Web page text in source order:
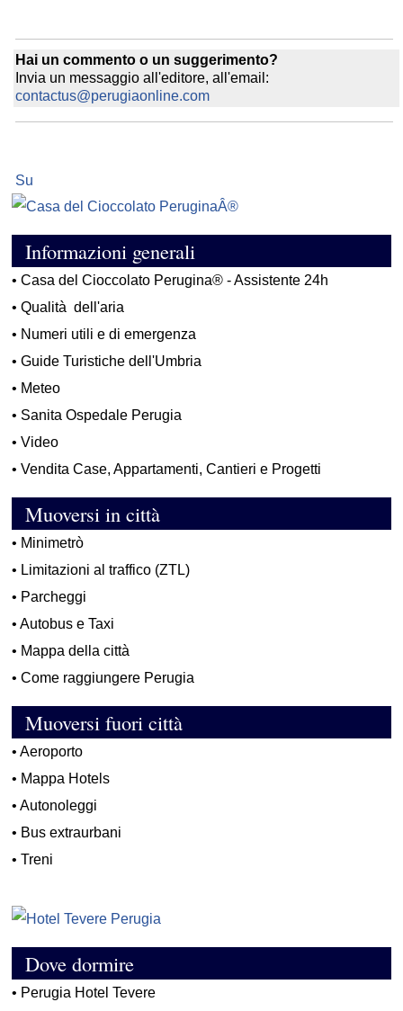
Hai un commento o un suggerimento?
Invia un messaggio all'editore, all'email:
contactus@perugiaonline.com
Su
Informazioni generali
•Casa del Cioccolato Perugina® - Assistente 24h
•Qualità dell'aria
• Numeri utili e di emergenza
•Guide Turistiche dell'Umbria
• Meteo
• Sanita Ospedale Perugia
•Video
•Vendita Case, Appartamenti, Cantieri e Progetti
Muoversi in città
• Minimetrò
• Limitazioni al traffico (ZTL)
• Parcheggi
•Autobus e Taxi
• Mappa della città
•Come raggiungere Perugia
Muoversi fuori città
•Aeroporto
• Mappa Hotels
•Autonoleggi
• Bus extraurbani
•Treni
Dove dormire
• Perugia Hotel Tevere